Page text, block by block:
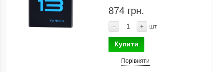
874 грн.
- + шт
Купити
Порівняти